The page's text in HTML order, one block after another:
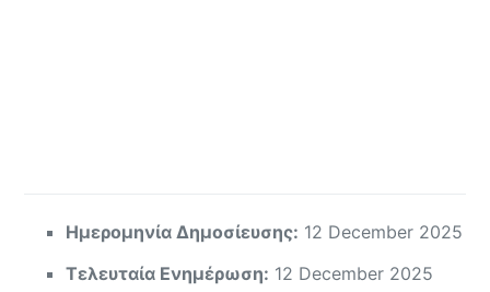
Ημερομηνία Δημοσίευσης: 12 December 2025
Τελευταία Ενημέρωση: 12 December 2025